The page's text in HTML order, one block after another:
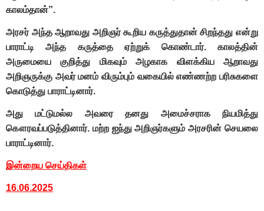
காலம்தான்”.
அரசர் அந்த ஆறாவது அறிஞர் கூறிய கருத்துதான் சிறந்தது என்று
பாராட்டி அந்த கருத்தை ஏற்றுக் கொண்டார். காலத்தின்
அருமையை குறித்து மிகவும் அழகாக விளக்கிய ஆறாவது
அறிஞருக்கு அவர் மனம் விரும்பும் வகையில் எண்ணற்ற பரிசுகளை
கொடுத்து பாராட்டினார்.
அது மட்டுமல்ல அவரை தனது அமைச்சராக நியமித்து
கௌரவப்படுத்தினார். மற்ற ஐந்து அறிஞர்களும் அரசரின் செயலை
பாராட்டினார்.
இன்றைய செய்திகள்
16.06.2025